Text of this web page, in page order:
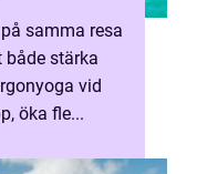
samma resa
både stärka
vid
öka fle...